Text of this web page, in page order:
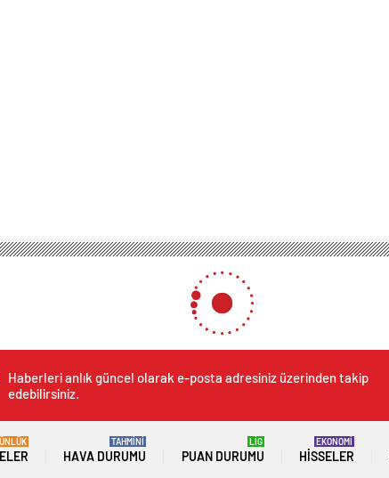
Haberleri anlık güncel olarak e-posta adresiniz üzerinden takip
edebilirsiniz.
HAVA DURUMU
TAHMİNİ
PUAN DURUMU
LİG
HISSELER
EKONOMİ